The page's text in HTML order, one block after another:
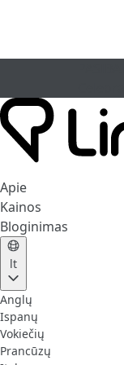
Apie
Kainos
Bloginimas
lt
Anglų
Ispanų
Vokiečių
Prancūzų